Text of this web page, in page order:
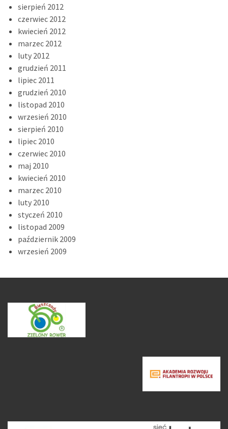
sierpień 2012
czerwiec 2012
kwiecień 2012
marzec 2012
luty 2012
grudzień 2011
lipiec 2011
grudzień 2010
listopad 2010
wrzesień 2010
sierpień 2010
lipiec 2010
czerwiec 2010
maj 2010
kwiecień 2010
marzec 2010
luty 2010
styczeń 2010
listopad 2009
październik 2009
wrzesień 2009